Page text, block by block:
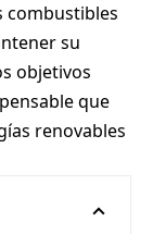
combustibles
su
objetivos
que
renovables